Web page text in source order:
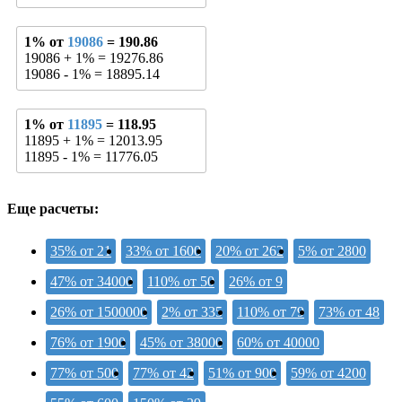
1% от 19086 = 190.86
19086 + 1% = 19276.86
19086 - 1% = 18895.14
1% от 11895 = 118.95
11895 + 1% = 12013.95
11895 - 1% = 11776.05
Еще расчеты:
35% от 21 33% от 1600 20% от 262
5% от 2800
47% от 34000
110% от 50
26% от 9
26% от 1500000
2% от 335 110% от 79
73% от 48
76% от 1900
45% от 38000
60% от 40000
77% от 500
77% от 42 51% от 900
59% от 4200